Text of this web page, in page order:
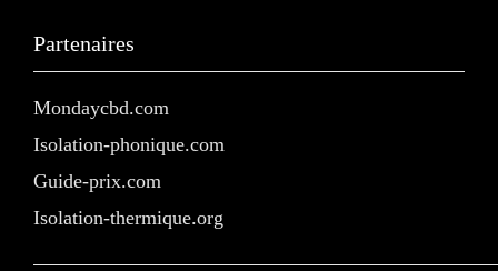
Partenaires
Mondaycbd.com
Isolation-phonique.com
Guide-prix.com
Isolation-thermique.org